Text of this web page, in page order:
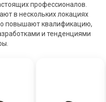
профессионалов.
в нескольких локациях
повышают квалификацию,
и тенденциями